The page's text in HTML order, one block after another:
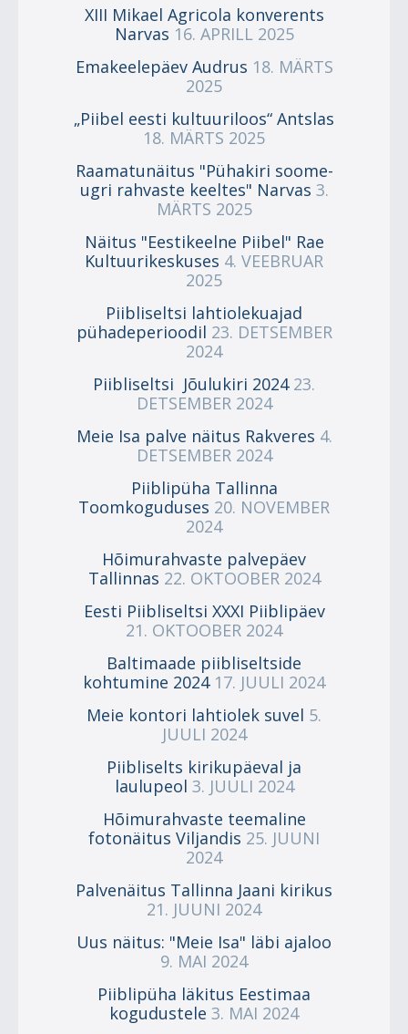
XIII Mikael Agricola konverents
Narvas 16. APRILL 2025
Emakeelepäev Audrus 18. MÄRTS
2025
„Piibel eesti kultuuriloos“ Antslas
18. MÄRTS 2025
Raamatunäitus "Pühakiri soome-
ugri rahvaste keeltes" Narvas 3.
MÄRTS 2025
Näitus "Eestikeelne Piibel" Rae
Kultuurikeskuses 4. VEEBRUAR
2025
Piibliseltsi lahtiolekuajad
pühadeperioodil 23. DETSEMBER
2024
Piibliseltsi Jõulukiri 2024 23.
DETSEMBER 2024
Meie Isa palve näitus Rakveres 4.
DETSEMBER 2024
Piiblipüha Tallinna
Toomkoguduses 20. NOVEMBER
2024
Hõimurahvaste palvepäev
Tallinnas 22. OKTOOBER 2024
Eesti Piibliseltsi XXXI Piiblipäev
21. OKTOOBER 2024
Baltimaade piibliseltside
kohtumine 2024 17. JUULI 2024
Meie kontori lahtiolek suvel 5.
JUULI 2024
Piibliselts kirikupäeval ja
laulupeol 3. JUULI 2024
Hõimurahvaste teemaline
fotonäitus Viljandis 25. JUUNI
2024
Palvenäitus Tallinna Jaani kirikus
21. JUUNI 2024
Uus näitus: "Meie Isa" läbi ajaloo
9. MAI 2024
Piiblipüha läkitus Eestimaa
kogudustele 3. MAI 2024